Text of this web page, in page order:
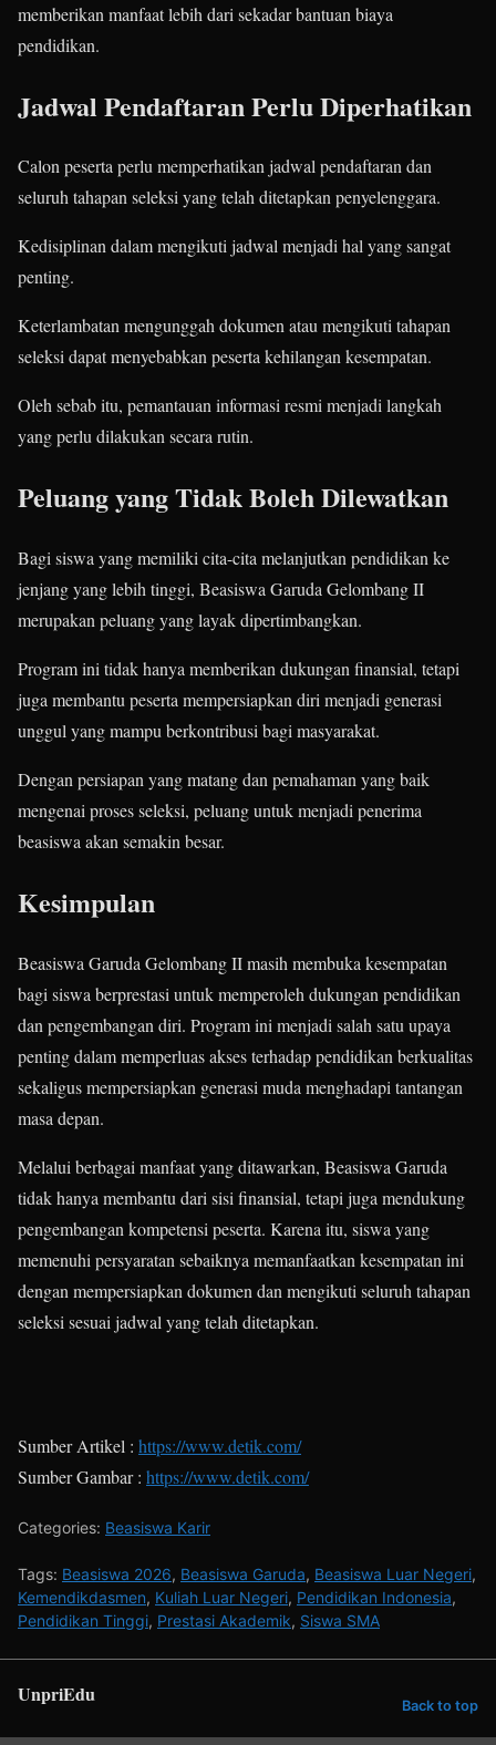
memberikan manfaat lebih dari sekadar bantuan biaya
pendidikan.
Jadwal Pendaftaran Perlu Diperhatikan
Calon peserta perlu memperhatikan jadwal pendaftaran dan
seluruh tahapan seleksi yang telah ditetapkan penyelenggara.
Kedisiplinan dalam mengikuti jadwal menjadi hal yang sangat
penting.
Keterlambatan mengunggah dokumen atau mengikuti tahapan
seleksi dapat menyebabkan peserta kehilangan kesempatan.
Oleh sebab itu, pemantauan informasi resmi menjadi langkah
yang perlu dilakukan secara rutin.
Peluang yang Tidak Boleh Dilewatkan
Bagi siswa yang memiliki cita-cita melanjutkan pendidikan ke
jenjang yang lebih tinggi, Beasiswa Garuda Gelombang II
merupakan peluang yang layak dipertimbangkan.
Program ini tidak hanya memberikan dukungan finansial, tetapi
juga membantu peserta mempersiapkan diri menjadi generasi
unggul yang mampu berkontribusi bagi masyarakat.
Dengan persiapan yang matang dan pemahaman yang baik
mengenai proses seleksi, peluang untuk menjadi penerima
beasiswa akan semakin besar.
Kesimpulan
Beasiswa Garuda Gelombang II masih membuka kesempatan
bagi siswa berprestasi untuk memperoleh dukungan pendidikan
dan pengembangan diri. Program ini menjadi salah satu upaya
penting dalam memperluas akses terhadap pendidikan berkualitas
sekaligus mempersiapkan generasi muda menghadapi tantangan
masa depan.
Melalui berbagai manfaat yang ditawarkan, Beasiswa Garuda
tidak hanya membantu dari sisi finansial, tetapi juga mendukung
pengembangan kompetensi peserta. Karena itu, siswa yang
memenuhi persyaratan sebaiknya memanfaatkan kesempatan ini
dengan mempersiapkan dokumen dan mengikuti seluruh tahapan
seleksi sesuai jadwal yang telah ditetapkan.
Sumber Artikel : https://www.detik.com/
Sumber Gambar : https://www.detik.com/
Categories: Beasiswa Karir
Tags: Beasiswa 2026, Beasiswa Garuda, Beasiswa Luar Negeri,
Kemendikdasmen, Kuliah Luar Negeri, Pendidikan Indonesia,
Pendidikan Tinggi, Prestasi Akademik, Siswa SMA
UnpriEdu Back to top